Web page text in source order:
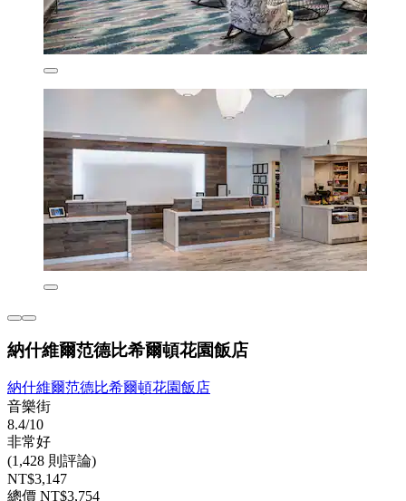
納什維爾范德比希爾頓花園飯店
納什維爾范德比希爾頓花園飯店
音樂街
8.4/10
非常好
(1,428 則評論)
NT$3,147
總價 NT$3,754